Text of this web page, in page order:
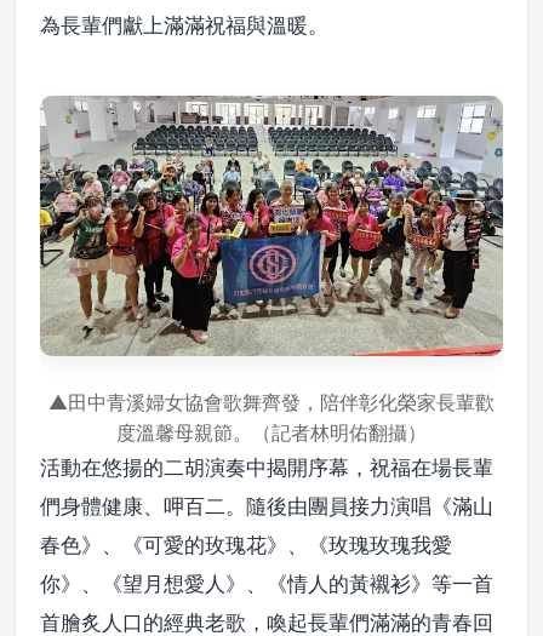
為長輩們獻上滿滿祝福與溫暖。
▲田中青溪婦女協會歌舞齊發，陪伴彰化榮家長輩歡
度溫馨母親節。（記者林明佑翻攝）
活動在悠揚的二胡演奏中揭開序幕，祝福在場長輩
們身體健康、呷百二。隨後由團員接力演唱《滿山
春色》、《可愛的玫瑰花》、《玫瑰玫瑰我愛
你》、《望月想愛人》、《情人的黃襯衫》等一首
首膾炙人口的經典老歌，喚起長輩們滿滿的青春回